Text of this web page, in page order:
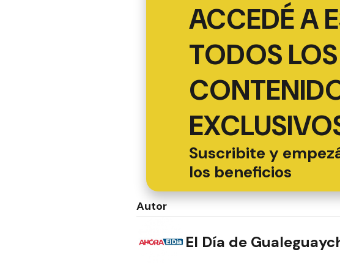
ACCEDÉ A
TODOS LOS
Suscribite y
los beneficios
Autor
El Día de